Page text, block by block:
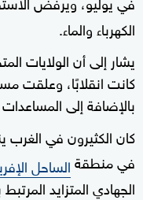
الكهرباء والماء.
يشار إلى أن الولايات
كانت انقلابًا، وعلقت
بالإضافة إلى
كان الكثيرون في الغرب
في منطقةالساحل
الجهادي المتزايد